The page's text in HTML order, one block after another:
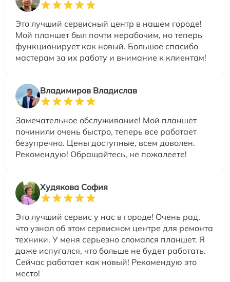
Это лучший сервисный центр в нашем городе!
Мой планшет был почти нерабочим, но теперь
функционирует как новый. Большое спасибо
мастерам за их работу и внимание к клиентам!
Владимиров Владислав
Замечательное обслуживание! Мой планшет
починили очень быстро, теперь все работает
безупречно. Цены доступные, всем доволен.
Рекомендую! Обращайтесь, не пожалеете!
Худякова София
Это лучший сервис у нас в городе! Очень рад,
что узнал об этом сервисном центре для ремонта
техники. У меня серьезно сломался планшет. Я
даже испугался, что больше не будет работать.
Сейчас работает как новый! Рекомендую это
место!